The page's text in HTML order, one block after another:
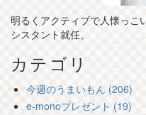
明るくアクティブで人懐っこ
シスタント就任。
カテゴリ
今週のうまいもん (206)
e-monoプレゼント (19)